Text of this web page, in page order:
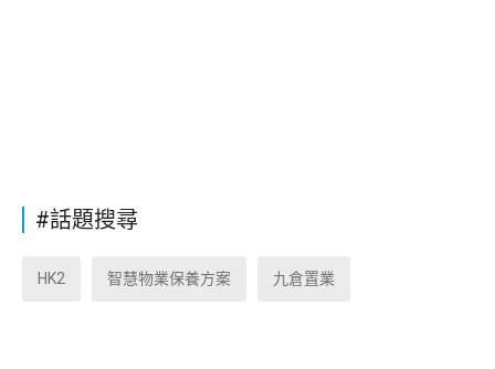
#話題搜尋
HK2 智慧物業保養方案 九倉置業